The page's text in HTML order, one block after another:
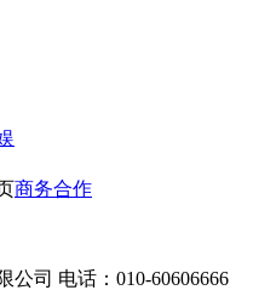
商务合作
司 电话：010-60606666